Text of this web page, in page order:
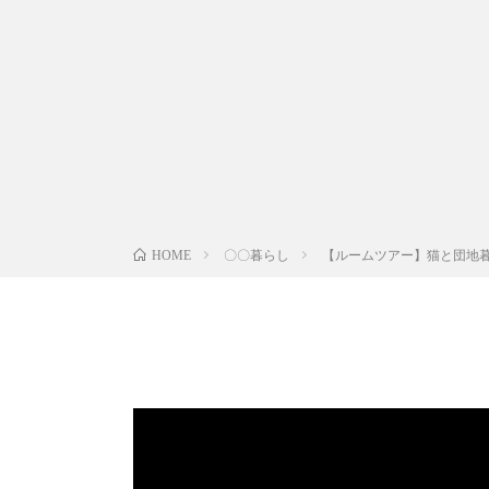
HOME 〇〇暮らし 【ルームツアー】猫と団